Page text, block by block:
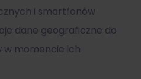
i smartfonów
dane geograficzne do
w momencie ich